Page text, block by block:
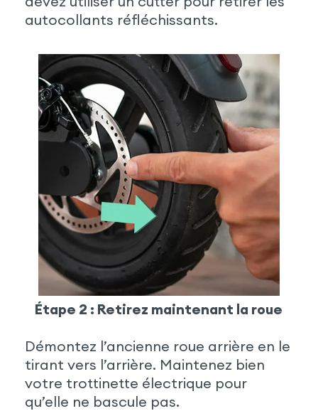
autocollants réfléchissants.
Étape 2 : Retirez maintenant la roue
Démontez l’ancienne roue arrière en le
tirant vers l’arrière. Maintenez bien
votre trottinette électrique pour
qu’elle ne bascule pas.